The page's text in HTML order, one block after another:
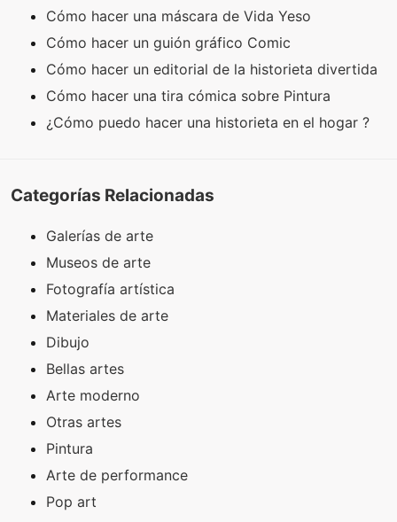
Cómo hacer una máscara de Vida Yeso
Cómo hacer un guión gráfico Comic
Cómo hacer un editorial de la historieta divertida
Cómo hacer una tira cómica sobre Pintura
¿Cómo puedo hacer una historieta en el hogar ?
Categorías Relacionadas
Galerías de arte
Museos de arte
Fotografía artística
Materiales de arte
Dibujo
Bellas artes
Arte moderno
Otras artes
Pintura
Arte de performance
Pop art